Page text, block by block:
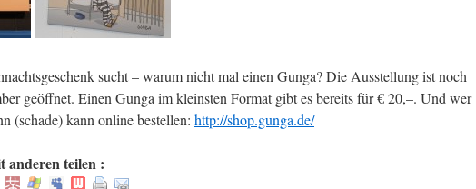
sucht – warum nicht mal einen Gunga? Die Ausstellung ist noch
geöffnet. Einen Gunga im kleinsten Format gibt es bereits für € 20,–. Und wer
(schade) kann online bestellen: http://shop.gunga.de/
anderen teilen :